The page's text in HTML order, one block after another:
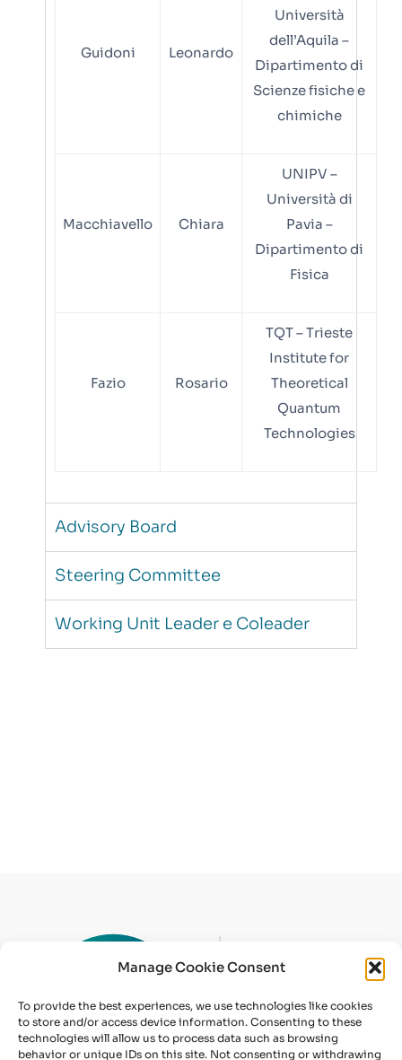
Manage Cookie Consent
To provide the best experiences, we use technologies like cookies
to store and/or access device information. Consenting to these
technologies will allow us to process data such as browsing
behavior or unique IDs on this site. Not consenting or withdrawing
Guidoni Leonardo
Università
dell’Aquila –
Dipartimento di
Scienze fisiche e
chimiche
Macchiavello Chiara
UNIPV –
Università di
Pavia –
Dipartimento di
Fisica
Fazio Rosario
TQT – Trieste
Institute for
Theoretical
Quantum
Technologies
Advisory Board
Steering Committee
Working Unit Leader e Coleader